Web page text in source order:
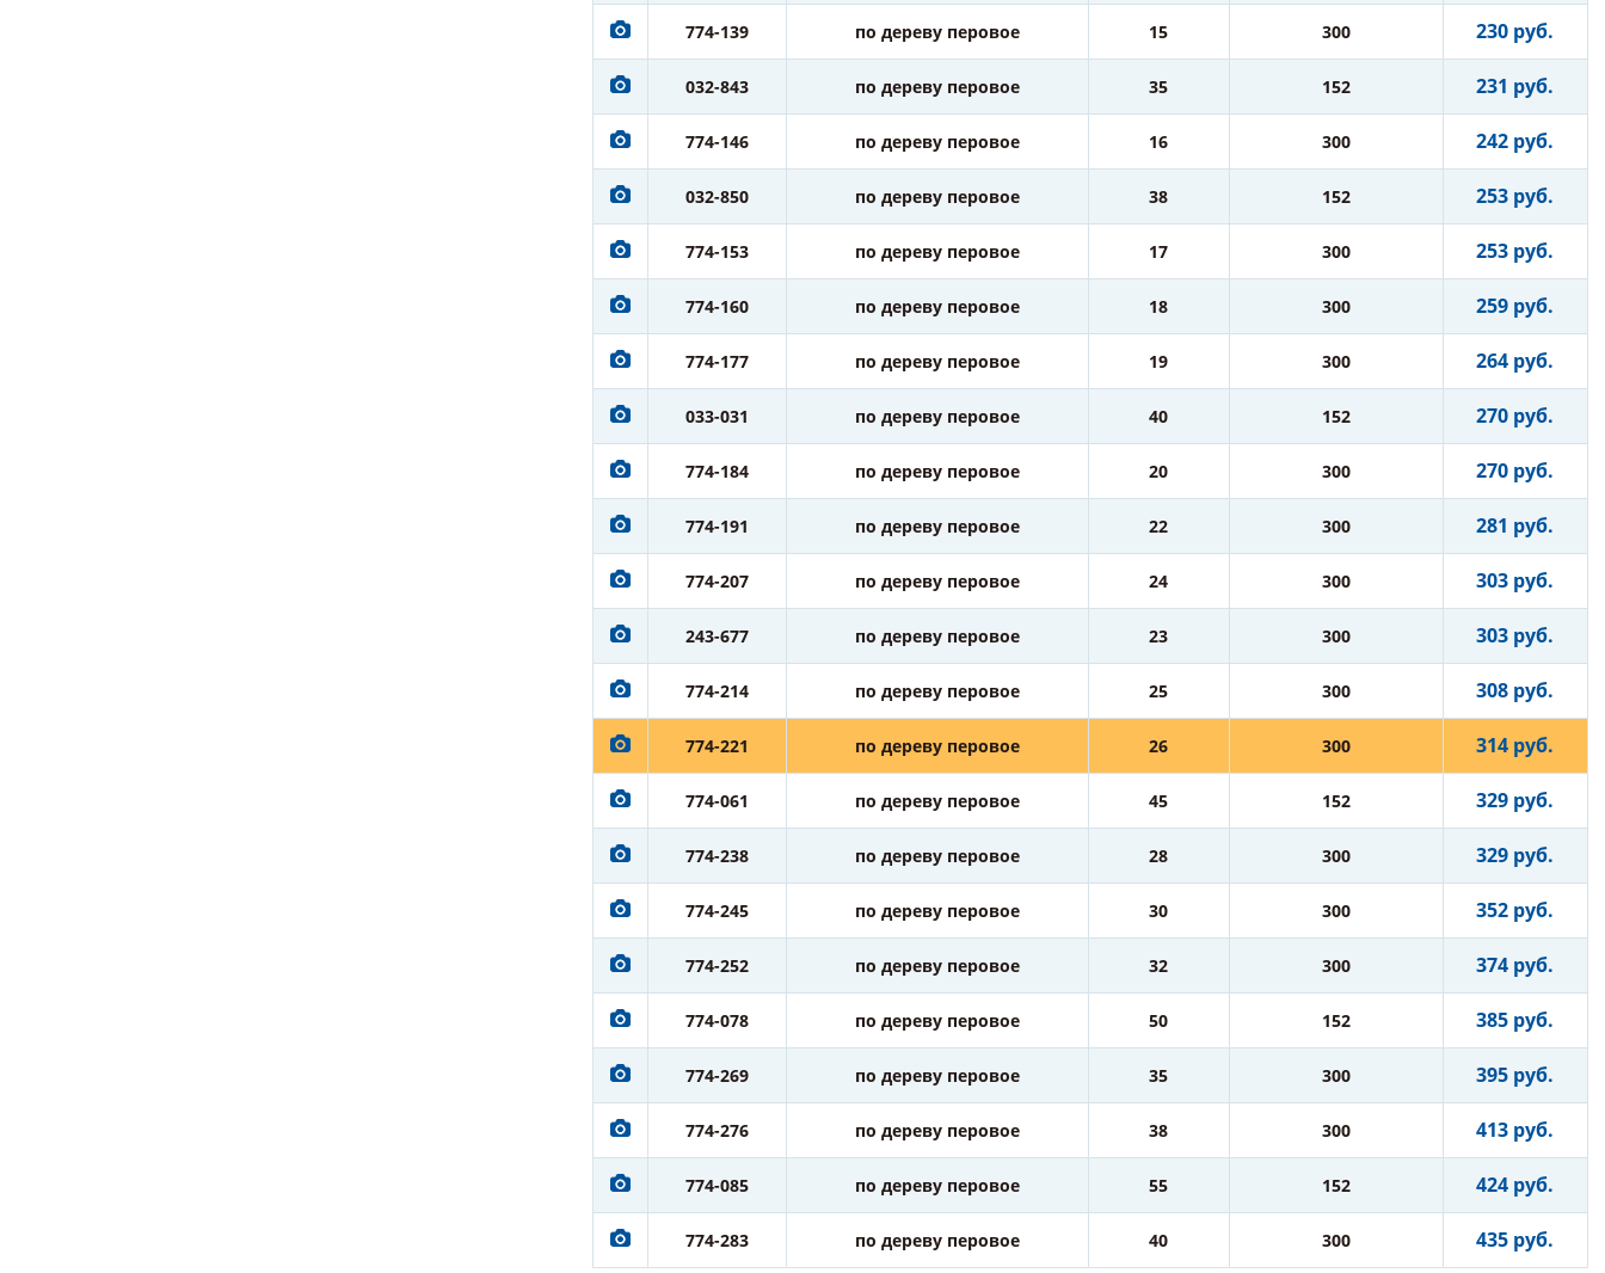
774-139 по дереву перовое 15 300 230 руб.
032-843 по дереву перовое 35 152 231 руб.
774-146 по дереву перовое 16 300 242 руб.
032-850 по дереву перовое 38 152 253 руб.
774-153 по дереву перовое 17 300 253 руб.
774-160 по дереву перовое 18 300 259 руб.
774-177 по дереву перовое 19 300 264 руб.
033-031 по дереву перовое 40 152 270 руб.
774-184 по дереву перовое 20 300 270 руб.
774-191 по дереву перовое 22 300 281 руб.
774-207 по дереву перовое 24 300 303 руб.
243-677 по дереву перовое 23 300 303 руб.
774-214 по дереву перовое 25 300 308 руб.
774-221 по дереву перовое 26 300 314 руб.
774-061 по дереву перовое 45 152 329 руб.
774-238 по дереву перовое 28 300 329 руб.
774-245 по дереву перовое 30 300 352 руб.
774-252 по дереву перовое 32 300 374 руб.
774-078 по дереву перовое 50 152 385 руб.
774-269 по дереву перовое 35 300 395 руб.
774-276 по дереву перовое 38 300 413 руб.
774-085 по дереву перовое 55 152 424 руб.
774-283 по дереву перовое 40 300 435 руб.